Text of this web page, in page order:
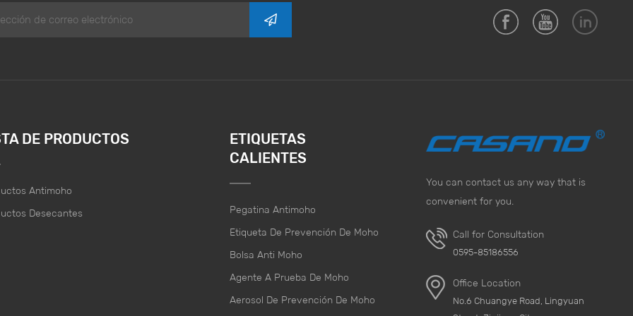
DE PRODUCTOS
Antimoho
Desecantes
ETIQUETAS
CALIENTES
Pegatina Antimoho
Etiqueta De Prevención De Moho
Bolsa Anti Moho
Agente A Prueba De Moho
Aerosol De Prevención De Moho
You can contact us any way that is
convenient for you.
Call for Consultation
0595-85186556
Office Location
No.6 Chuangye Road, Lingyuan